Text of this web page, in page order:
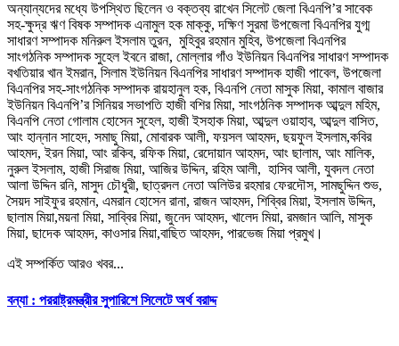
অন্যান্যদের মধ্যে উপস্থিত ছিলেন ও বক্তব্য রাখেন সিলেট জেলা বিএনপি’র সাবেক
সহ-ক্ষুদ্র ঋণ বিষক সম্পাদক এনামুল হক মাক্কু, দক্ষিণ সুরমা উপজেলা বিএনপির যুগ্ম
সাধারণ সম্পাদক মনিরুল ইসলাম তুরন, মুহিবুর রহমান মুহিব, উপজেলা বিএনপির
সাংগঠনিক সম্পাদক সুহেল ইবনে রাজা, মোল্লার গাঁও ইউনিয়ন বিএনপির সাধারণ সম্পাদক
বখতিয়ার খান ইমরান, সিলাম ইউনিয়ন বিএনপির সাধারণ সম্পাদক হাজী পাবেল, উপজেলা
বিএনপির সহ-সাংগঠনিক সম্পাদক রায়হানুল হক, বিএনপি নেতা মাসুক মিয়া, কামাল বাজার
ইউনিয়ন বিএনপি’র সিনিয়র সভাপতি হাজী বশির মিয়া, সাংগঠনিক সম্পাদক আব্দুল মহিম,
বিএনপি নেতা গোলাম হোসেন সুহেল, হাজী ইসহাক মিয়া, আব্দুল ওয়াহাব, আব্দুল বাসিত,
আং হান্নান সাহেদ, সমাছু মিয়া, মোবারক আলী, ফয়সল আহমদ, ছয়ফুল ইসলাম,কবির
আহমদ, ইরন মিয়া, আং রকিব, রফিক মিয়া, রেদোয়ান আহমদ, আং ছালাম, আং মালিক,
নুরুল ইসলাম, হাজী সিরাজ মিয়া, আজির উদ্দিন, রহিম আলী, হাসিব আলী, যুবদল নেতা
আলা উদ্দিন রনি, মাসুদ চৌধুরী, ছাত্রদল নেতা অলিউর রহমার ফেরদৌস, সামছুদ্দিন শুভ,
সৈয়দ সাইফুর রহমান, এমরান হোসেন রানা, রাজন আহমদ, শিব্বির মিয়া, ইসলাম উদ্দিন,
ছালাম মিয়া,ময়না মিয়া, সাব্বির মিয়া, জুনেদ আহমদ, খালেদ মিয়া, রমজান আলি, মাসুক
মিয়া, ছাদেক আহমদ, কাওসার মিয়া,বাছিত আহমদ, পারভেজ মিয়া প্রমুখ।
এই সম্পর্কিত আরও খবর...
বন্যা : পররাষ্ট্রমন্ত্রীর সুপারিশে সিলেটে অর্থ বরাদ্দ